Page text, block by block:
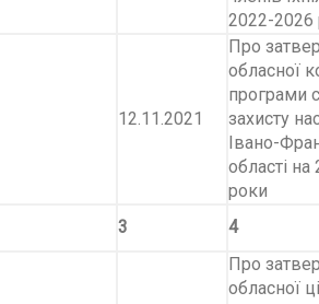
2022-2026
12.11.2021
Про
обласної
програми
захисту
Івано-
області
роки
3 4
Про
обласної